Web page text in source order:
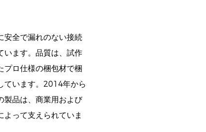
安全で漏れのない接続
います。品質は、試作
プロ仕様の梱包材で梱
ています。2014年から
製品は、商業用および
って支えられていま